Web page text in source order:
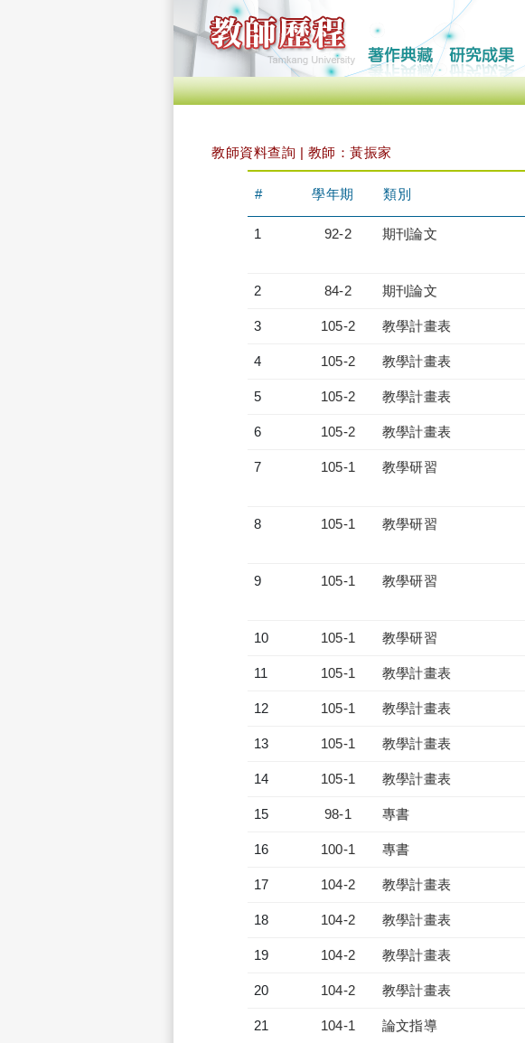
教師資料查詢 | 教師：黃振家
# 學年期 類別
1 92-2 期刊論文
2 84-2 期刊論文
3 105-2 教學計畫表
4 105-2 教學計畫表
5 105-2 教學計畫表
6 105-2 教學計畫表
7 105-1 教學研習
8 105-1 教學研習
9 105-1 教學研習
10 105-1 教學研習
11 105-1 教學計畫表
12 105-1 教學計畫表
13 105-1 教學計畫表
14 105-1 教學計畫表
15 98-1 專書
16 100-1 專書
17 104-2 教學計畫表
18 104-2 教學計畫表
19 104-2 教學計畫表
20 104-2 教學計畫表
21 104-1 論文指導